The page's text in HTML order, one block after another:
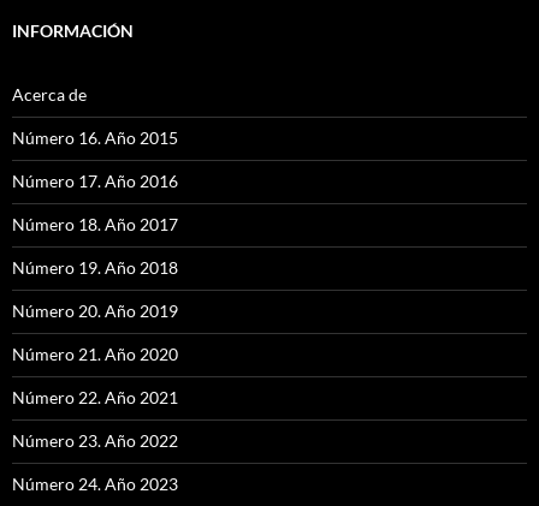
INFORMACIÓN
Acerca de
Número 16. Año 2015
Número 17. Año 2016
Número 18. Año 2017
Número 19. Año 2018
Número 20. Año 2019
Número 21. Año 2020
Número 22. Año 2021
Número 23. Año 2022
Número 24. Año 2023